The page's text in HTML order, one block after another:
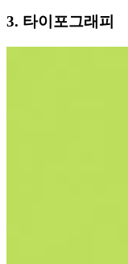
3. 타이포그래피